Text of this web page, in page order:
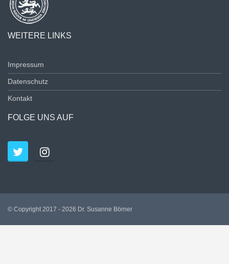
WEITERE LINKS
Impressum
Datenschutz
Kontakt
FOLGE UNS AUF
© Copyright 2017 - 2026 Dr. Susanne Börner